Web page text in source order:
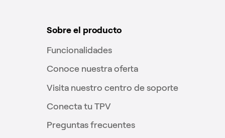
Sobre el producto
Funcionalidades
Conoce nuestra oferta
Visita nuestro centro de soporte
Conecta tu TPV
Preguntas frecuentes